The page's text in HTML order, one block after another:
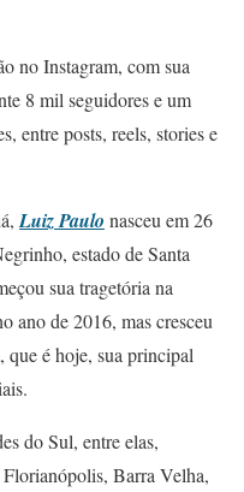
no Instagram, com sua
8 mil seguidores e um
entre posts, reels, stories e
Luiz Paulo nasceu em 26
estado de Santa
sua tragetória na
ano de 2016, mas cresceu
que é hoje, sua principal
do Sul, entre elas,
Barra Velha,